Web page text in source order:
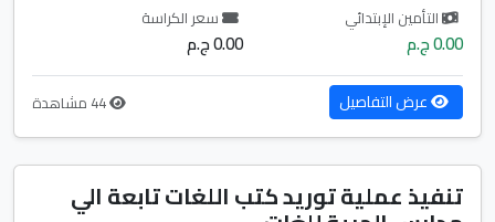
التأمين الإبتدائي
0.00 ج.م
سعر الكراسة
0.00 ج.م
عرض التفاصيل
تنفيذ عملية توريد كتب اللغات تابعة الي